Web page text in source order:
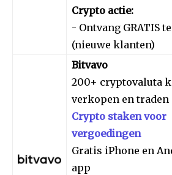
Crypto actie:
- Ontvang GRATIS
(nieuwe klanten)
Bitvavo
200+ cryptovaluta
verkopen en traden
Crypto staken voor
vergoedingen
Gratis iPhone en
app